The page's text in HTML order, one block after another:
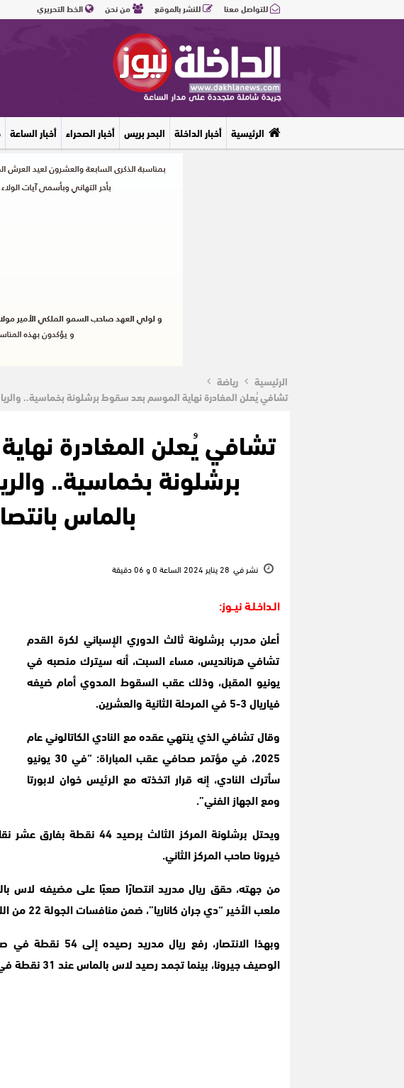
للتواصل معنا للنشر بالموقع من نحن الخط التحريري
الرئيسية أخبار الداخلة البحر بريس أخبار الصحراء أخبار الساعة
الرئيسية
رياضة
تشافي يُعلن المغادرة نهاية الموسم بعد سقوط برشلونة بخماسية..
تشافي يُعلن المغادرة
برشلونة بخماسية..
بالماس
نشر في 28 يناير 2024 الساعة 0 و 06 دقيقة
الـداخـلـة نيــوز:
أعلن مدرب برشلونة ثالث الدوري الإسباني لكرة القدم
تشافي هرنانديس، مساء السبت، أنه سيترك منصبه في
يونيو المقبل، وذلك عقب السقوط المدوي أمام ضيفه
فياريال 3-5 في المرحلة الثانية والعشرين.
وقال تشافي الذي ينتهي عقده مع النادي الكاتالوني عام
2025، في مؤتمر صحافي عقب المباراة: “في 30 يونيو
سأترك النادي، إنه قرار اتخذته مع الرئيس خوان لابورتا
ومع الجهاز الفني”.
ويحتل برشلونة المركز
خيرونا صاحب المركز الثاني.
ملعب الأخير “دي جران كاناريا”، ضمن منافسات الجولة 22 من الليجا.
وبهذا الانتصار،
الوصيف جيرونا، بينما تجمد رصيد لاس بالماس عند 31 نقطة في المركز الثامن.